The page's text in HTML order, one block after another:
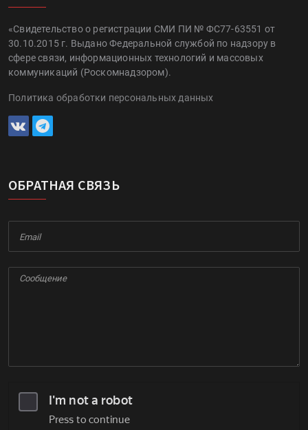
«Свидетельство о регистрации СМИ ПИ № ФС77-63551 от
30.10.2015 г. Выдано Федеральной службой по надзору в
сфере связи, информационных технологий и массовых
коммуникаций (Роскомнадзором).
Политика обработки персональных данных
ОБРАТНАЯ СВЯЗЬ